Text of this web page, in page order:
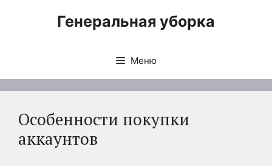
Генеральная уборка
Меню
Особенности покупки
аккаунтов